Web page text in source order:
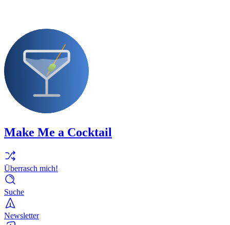
Make Me a Cocktail
Überrasch mich!
Suche
Newsletter